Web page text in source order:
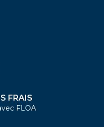
FRAIS
FLOA